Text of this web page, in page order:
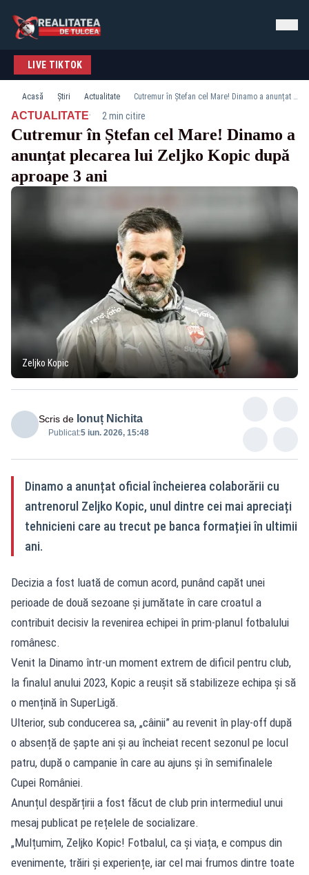
LIVE TIKTOK
Acasă Știri Actualitate Cutremur în Ștefan cel Mare! Dinamo a anunțat plecarea lui Zeljko Kopic după aproape 3 ani
ACTUALITATE· 2 min citire
Cutremur în Ștefan cel Mare! Dinamo a
anunțat plecarea lui Zeljko Kopic după
aproape 3 ani
Zeljko Kopic
Scris de Ionuț Nichita
Publicat:5 iun. 2026, 15:48
Dinamo a anunțat oficial încheierea colaborării cu
antrenorul Zeljko Kopic, unul dintre cei mai apreciați
tehnicieni care au trecut pe banca formației în ultimii
ani.
Decizia a fost luată de comun acord, punând capăt unei
perioade de două sezoane și jumătate în care croatul a
contribuit decisiv la revenirea echipei în prim-planul fotbalului
românesc.
Venit la Dinamo într-un moment extrem de dificil pentru club,
la finalul anului 2023, Kopic a reușit să stabilizeze echipa și să
o mențină în SuperLigă.
Ulterior, sub conducerea sa, „câinii” au revenit în play-off după
o absență de șapte ani și au încheiat recent sezonul pe locul
patru, după o campanie în care au ajuns și în semifinalele
Cupei României.
Anunțul despărțirii a fost făcut de club prin intermediul unui
mesaj publicat pe rețelele de socializare.
„Mulțumim, Zeljko Kopic! Fotbalul, ca și viața, e compus din
evenimente, trăiri și experiențe, iar cel mai frumos dintre toate